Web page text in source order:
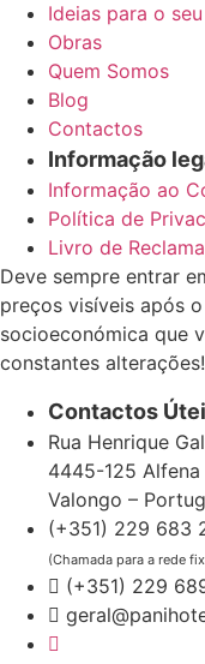
Ideias para o
Obras
Quem Somos
Blog
Contactos
Informação
Informação ao
Política de
Livro de
Deve sempre entrar
preços visíveis após
socioeconómica que
constantes alterações!
Contactos
Rua Henrique
4445-125 Alfena
Valongo –
(+351) 229 683
(Chamada para a rede
(+351) 229